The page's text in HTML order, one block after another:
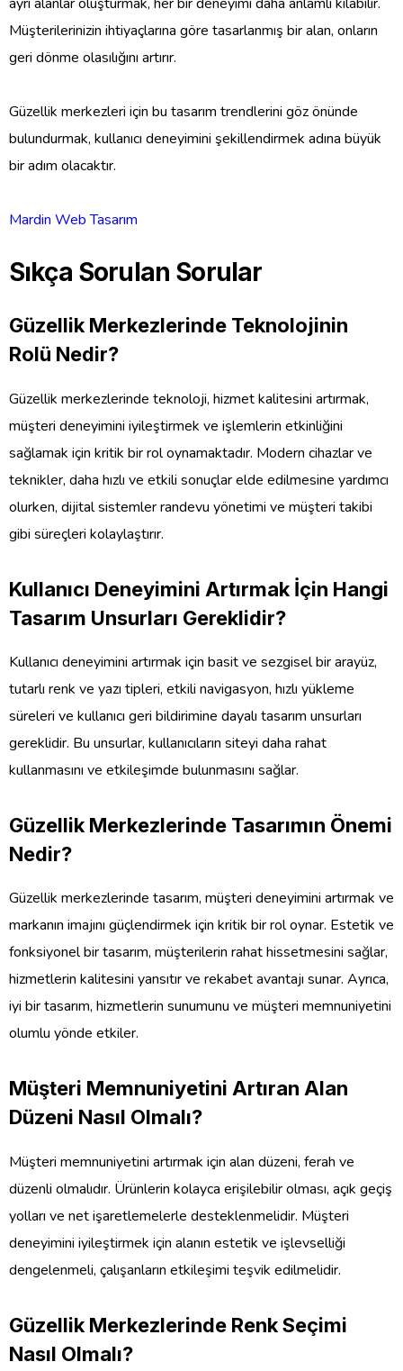
Müşterilerinizin ihtiyaçlarına göre tasarlanmış bir alan, onların
geri dönme olasılığını artırır.
Güzellik merkezleri için bu tasarım trendlerini göz önünde
bulundurmak, kullanıcı deneyimini şekillendirmek adına büyük
bir adım olacaktır.
Mardin Web Tasarım
Sıkça Sorulan Sorular
Güzellik Merkezlerinde Teknolojinin
Rolü Nedir?
Güzellik merkezlerinde teknoloji, hizmet kalitesini artırmak,
müşteri deneyimini iyileştirmek ve işlemlerin etkinliğini
sağlamak için kritik bir rol oynamaktadır. Modern cihazlar ve
teknikler, daha hızlı ve etkili sonuçlar elde edilmesine yardımcı
olurken, dijital sistemler randevu yönetimi ve müşteri takibi
gibi süreçleri kolaylaştırır.
Kullanıcı Deneyimini Artırmak İçin Hangi
Tasarım Unsurları Gereklidir?
Kullanıcı deneyimini artırmak için basit ve sezgisel bir arayüz,
tutarlı renk ve yazı tipleri, etkili navigasyon, hızlı yükleme
süreleri ve kullanıcı geri bildirimine dayalı tasarım unsurları
gereklidir. Bu unsurlar, kullanıcıların siteyi daha rahat
kullanmasını ve etkileşimde bulunmasını sağlar.
Güzellik Merkezlerinde Tasarımın Önemi
Nedir?
Güzellik merkezlerinde tasarım, müşteri deneyimini artırmak ve
markanın imajını güçlendirmek için kritik bir rol oynar. Estetik ve
fonksiyonel bir tasarım, müşterilerin rahat hissetmesini sağlar,
hizmetlerin kalitesini yansıtır ve rekabet avantajı sunar. Ayrıca,
iyi bir tasarım, hizmetlerin sunumunu ve müşteri memnuniyetini
olumlu yönde etkiler.
Müşteri Memnuniyetini Artıran Alan
Düzeni Nasıl Olmalı?
Müşteri memnuniyetini artırmak için alan düzeni, ferah ve
düzenli olmalıdır. Ürünlerin kolayca erişilebilir olması, açık geçiş
yolları ve net işaretlemelerle desteklenmelidir. Müşteri
deneyimini iyileştirmek için alanın estetik ve işlevselliği
dengelenmeli, çalışanların etkileşimi teşvik edilmelidir.
Güzellik Merkezlerinde Renk Seçimi
Nasıl Olmalı?